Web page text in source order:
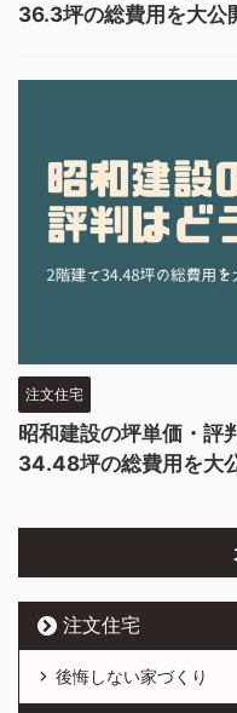
36.3坪の総費用を大公
注文住宅
昭和建設の坪単価・評
34.48坪の総費用を大
注文住宅
後悔しない家づくり